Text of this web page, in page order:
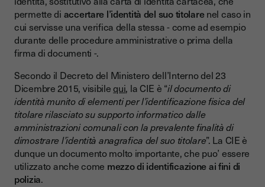
permette di accertare l’identità del suo titolarenel caso in
cui servisse una verifica della stessa - come ad esempio
durante delle procedure amministrative o prima della
firma di documenti -.
Secondo il Decreto del Ministero dell’Interno del 23
Dicembre 2015, visibilequi, la CIE è “il documento di
identità munito di elementi per l’identificazione fisica del
titolare rilasciato su supporto informatico dalle
amministrazioni comunali con la prevalente finalità di
dimostrare l’identità anagrafica del suo titolare”. La CIE è
dunque un documento molto importante, che puo’ essere
utilizzato anche come mezzo di identificazione ai fini di
polizia.